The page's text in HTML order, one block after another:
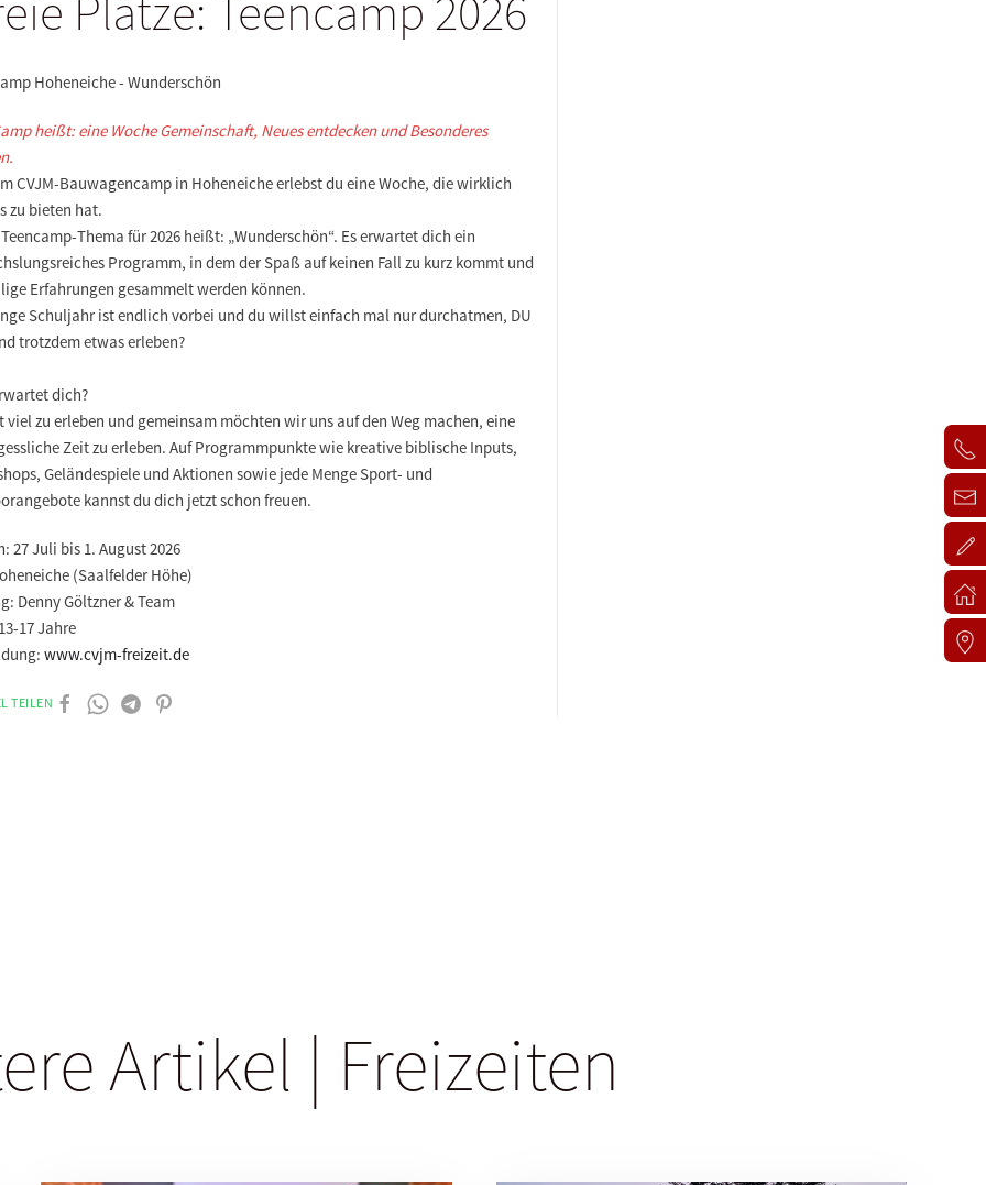
Hoheneiche - Wunderschön
heißt: eine Woche Gemeinschaft, Neues entdecken und Besonderes
CVJM-Bauwagencamp in Hoheneiche erlebst du eine Woche, die wirklich
zu bieten hat.
Thema für 2026 heißt: „Wunderschön“. Es erwartet dich ein
Programm, in dem der Spaß auf keinen Fall zu kurz kommt und
Erfahrungen gesammelt werden können.
Schuljahr ist endlich vorbei und du willst einfach mal nur durchatmen, DU
trotzdem etwas erleben?
dich?
viel zu erleben und gemeinsam möchten wir uns auf den Weg machen, eine
Zeit zu erleben. Auf Programmpunkte wie kreative biblische Inputs,
Geländespiele und Aktionen sowie jede Menge Sport- und
kannst du dich jetzt schon freuen.
27 Juli bis 1. August 2026
(Saalfelder Höhe)
Denny Göltzner & Team
17 Jahre
www.cvjm-freizeit.de
TEILEN
Artikel | Freizeiten